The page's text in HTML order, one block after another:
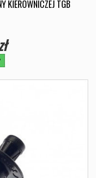
KIEROWNICZEJ TGB